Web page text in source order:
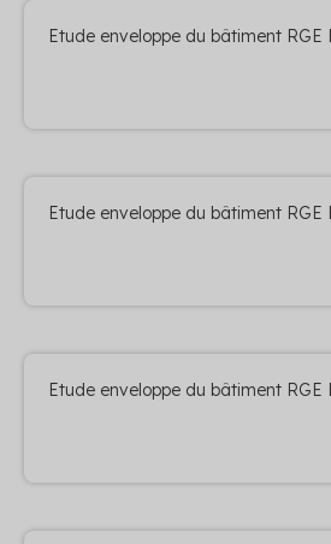
Etude enveloppe du bâtiment RGE
Etude enveloppe du bâtiment RGE
Etude enveloppe du bâtiment RGE